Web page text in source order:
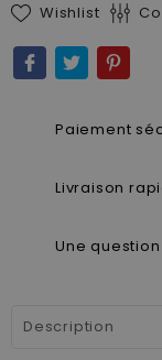
Wishlist
Paiement
Livraison
Une question
Description